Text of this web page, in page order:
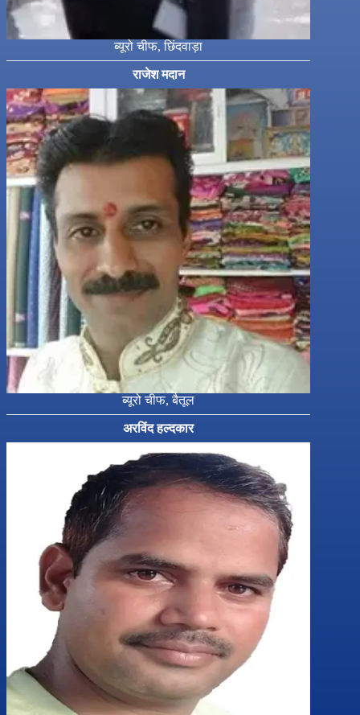
ब्यूरो चीफ, छिंदवाड़ा
राजेश मदान
ब्यूरो चीफ, बैतूल
अरविंद हल्दकार